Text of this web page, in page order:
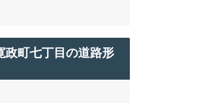
政町七丁目の道路形